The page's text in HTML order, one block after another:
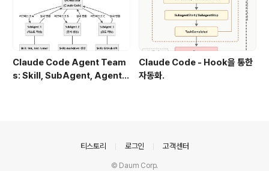
Claude Code Agent Team
s: Skill, SubAgent, Agent T
Claude Code - Hook을 통한
자동화.
티스토리 로그인 고객센터
© Daum Corp.